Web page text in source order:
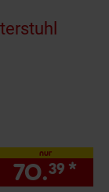
nur
70.39 *